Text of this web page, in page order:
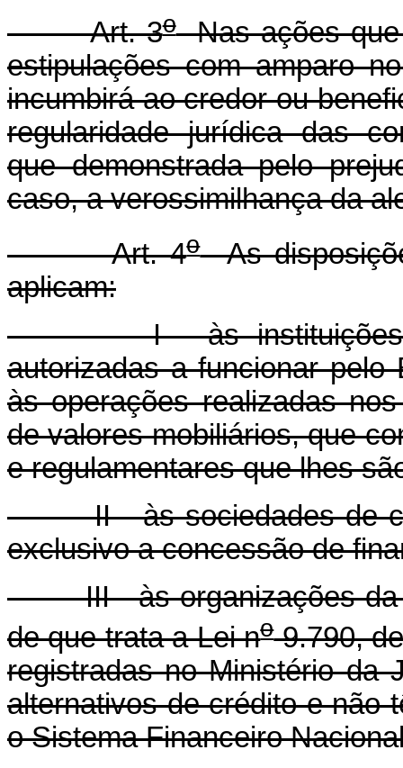
Art. 3oNas ações que
estipulações com amparo
incumbirá ao credor ou
regularidade jurídica das
que demonstrada pelo
caso, a verossimilhança da
Art. 4oAs
aplicam:
I - às instituições
autorizadas a funcionar
às operações realizadas
de valores mobiliários, que
e regulamentares que lhes
II - às sociedades de
exclusivo a concessão de
III - às organizações da
de que trata a Lei no9.790,
registradas no Ministério da
alternativos de crédito e não
o Sistema Financeiro